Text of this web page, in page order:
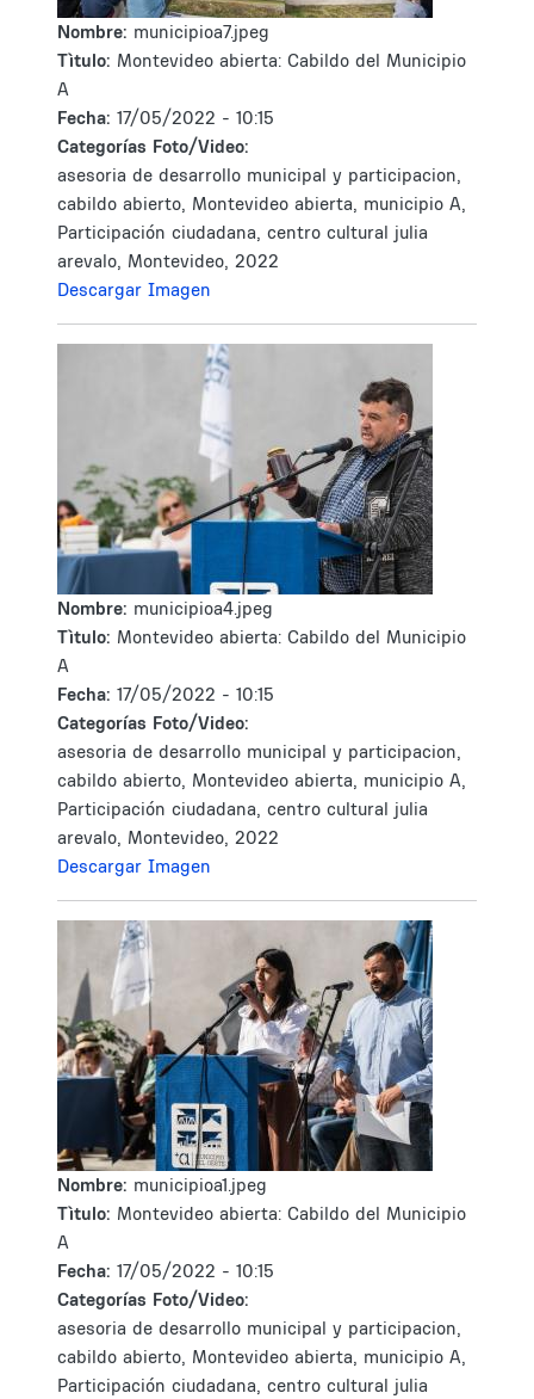
Nombre: municipioa7.jpeg
Tìtulo: Montevideo abierta: Cabildo del Municipio
A
Fecha: 17/05/2022 - 10:15
Categorías Foto/Video:
asesoria de desarrollo municipal y participacion,
cabildo abierto, Montevideo abierta, municipio A,
Participación ciudadana, centro cultural julia
arevalo, Montevideo, 2022
Descargar Imagen
Nombre: municipioa4.jpeg
Tìtulo: Montevideo abierta: Cabildo del Municipio
A
Fecha: 17/05/2022 - 10:15
Categorías Foto/Video:
asesoria de desarrollo municipal y participacion,
cabildo abierto, Montevideo abierta, municipio A,
Participación ciudadana, centro cultural julia
arevalo, Montevideo, 2022
Descargar Imagen
Nombre: municipioa1.jpeg
Tìtulo: Montevideo abierta: Cabildo del Municipio
A
Fecha: 17/05/2022 - 10:15
Categorías Foto/Video:
asesoria de desarrollo municipal y participacion,
cabildo abierto, Montevideo abierta, municipio A,
Participación ciudadana, centro cultural julia